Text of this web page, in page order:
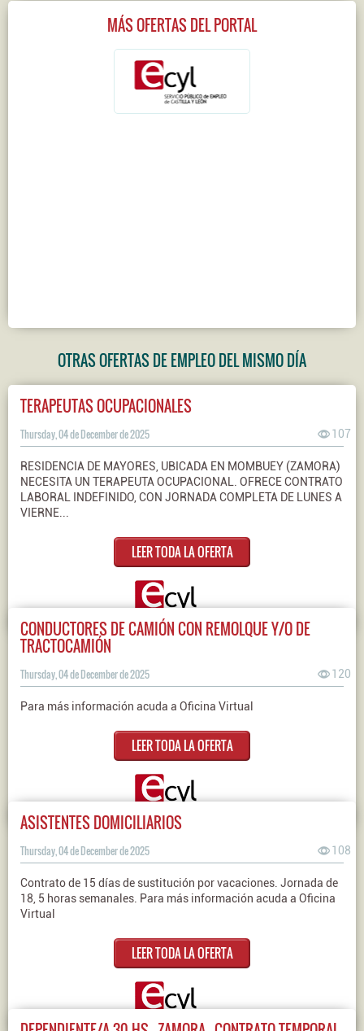
MÁS OFERTAS DEL PORTAL
OTRAS OFERTAS DE EMPLEO DEL MISMO DÍA
TERAPEUTAS OCUPACIONALES
Thursday, 04 de December de 2025 107
RESIDENCIA DE MAYORES, UBICADA EN MOMBUEY (ZAMORA)
NECESITA UN TERAPEUTA OCUPACIONAL. OFRECE CONTRATO
LABORAL INDEFINIDO, CON JORNADA COMPLETA DE LUNES A
VIERNE...
LEER TODA LA OFERTA
CONDUCTORES DE CAMIÓN CON REMOLQUE Y/O DE
TRACTOCAMIÓN
Thursday, 04 de December de 2025 120
Para más información acuda a Oficina Virtual
LEER TODA LA OFERTA
ASISTENTES DOMICILIARIOS
Thursday, 04 de December de 2025 108
Contrato de 15 días de sustitución por vacaciones. Jornada de
18, 5 horas semanales. Para más información acuda a Oficina
Virtual
LEER TODA LA OFERTA